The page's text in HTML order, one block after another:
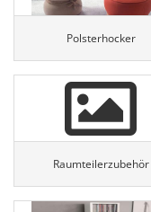
Polsterhocker
Raumteilerzubehör